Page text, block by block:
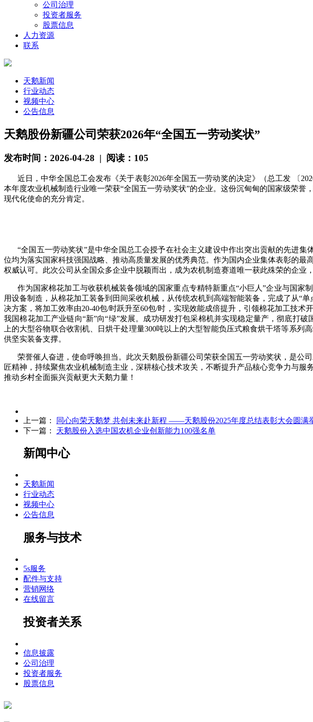
公司治理
投资者服务
股票信息
人力资源
联系
天鹅新闻
行业动态
视频中心
公告信息
天鹅股份新疆公司荣获2026年“全国五一劳动奖状”
发布时间：2026-04-28 | 阅读：105
近日，中华全国总工会发布《关于表彰2026年全国五一劳动奖的决定》 （总工发 〔
本年度农业机械制造行业唯一荣获“全国五一劳动奖状”的企业。这份沉甸甸的国家级荣誉
现代化使命的充分肯定。
“全国五一劳动奖状”是中华全国总工会授予在社会主义建设中作出突出贡献的先进集
位均为落实国家科技强国战略、推动高质量发展的优秀典范。作为国内企业集体表彰的
权威认可。此次公司从全国众多企业中脱颖而出，成为农机制造赛道唯一获此殊荣的企业
作为国家棉花加工与收获机械装备领域的国家重点专精特新重点“小巨人”企业与国家
用设备制造，从棉花加工装备到田间采收机械，从传统农机到高端智能装备，完成了从“单
决方案，将加工效率由20-40包/时跃升至60包/时，实现效能成倍提升，引领棉花加工技术
我国棉花加工产业链向“新”向“绿”发展。 成功研发打包采棉机并实现稳定量产，彻底打破
上的大型谷物联合收割机、日烘干处理量300吨以上的大型智能负压式粮食烘干塔等系
供坚实装备支撑。
荣誉催人奋进，使命呼唤担当。此次天鹅股份新疆公司荣获全国五一劳动奖状，是公
匠精神，持续聚焦农业机械制造主业，深耕核心技术攻关，不断提升产品核心竞争力与
推动乡村全面振兴贡献更大天鹅力量！
上一篇：
同心向荣天鹅梦 共创未来赴新程 ——天鹅股份2025年度总结表彰大会圆满
下一篇： 天鹅股份入选中国农机企业创新能力100强名单
新闻中心
天鹅新闻
行业动态
视频中心
公告信息
服务与技术
5s服务
配件与支持
营销网络
在线留言
投资者关系
信息披露
公司治理
投资者服务
股票信息